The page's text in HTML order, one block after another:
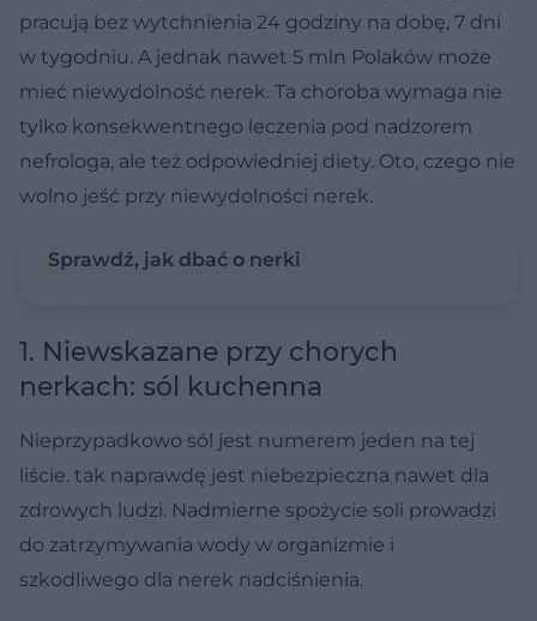
pracują bez wytchnienia 24 godziny na dobę, 7 dni
w tygodniu. A jednak nawet 5 mln Polaków może
mieć niewydolność nerek. Ta choroba wymaga nie
tylko konsekwentnego leczenia pod nadzorem
nefrologa, ale też odpowiedniej diety. Oto, czego nie
wolno jeść przy niewydolności nerek.
Sprawdź, jak dbać o nerki
1. Niewskazane przy chorych
nerkach: sól kuchenna
Nieprzypadkowo sól jest numerem jeden na tej
liście. tak naprawdę jest niebezpieczna nawet dla
zdrowych ludzi. Nadmierne spożycie soli prowadzi
do zatrzymywania wody w organizmie i
szkodliwego dla nerek nadciśnienia.